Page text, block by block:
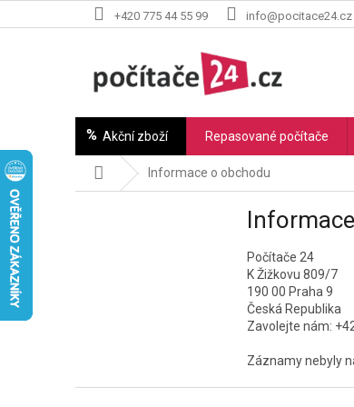
na
+420 775 44 55 99 info@pocitace24.cz
Akční zboží Repasované počítače
Domů Informace o obchodu
Počítače 24
K Žižkovu 809/7
190 00 Praha 9
Česká Republika
Zavolejte nám:
Záznamy nebyly